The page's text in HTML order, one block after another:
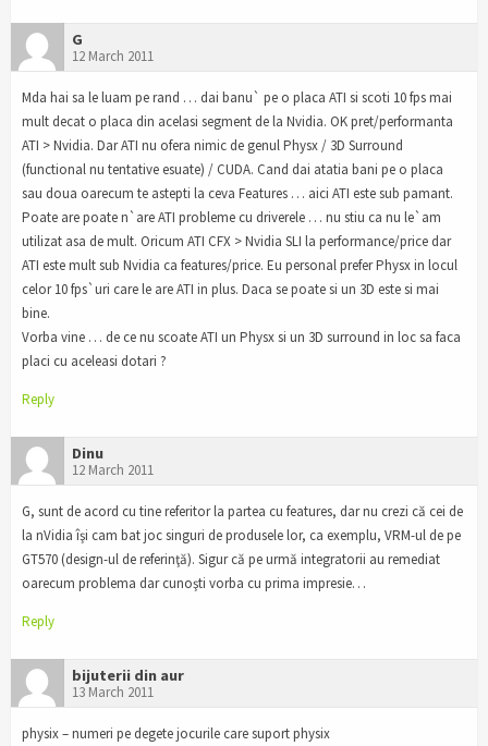
G
12 March 2011
Mda hai sa le luam pe rand … dai banu` pe o placa ATI si scoti 10 fps mai
mult decat o placa din acelasi segment de la Nvidia. OK pret/performanta
ATI > Nvidia. Dar ATI nu ofera nimic de genul Physx / 3D Surround
(functional nu tentative esuate) / CUDA. Cand dai atatia bani pe o placa
sau doua oarecum te astepti la ceva Features … aici ATI este sub pamant.
Poate are poate n`are ATI probleme cu driverele … nu stiu ca nu le`am
utilizat asa de mult. Oricum ATI CFX > Nvidia SLI la performance/price dar
ATI este mult sub Nvidia ca features/price. Eu personal prefer Physx in locul
celor 10 fps`uri care le are ATI in plus. Daca se poate si un 3D este si mai
bine.
Vorba vine … de ce nu scoate ATI un Physx si un 3D surround in loc sa faca
placi cu aceleasi dotari ?
Reply
Dinu
12 March 2011
G, sunt de acord cu tine referitor la partea cu features, dar nu crezi că cei de
la nVidia îşi cam bat joc singuri de produsele lor, ca exemplu, VRM-ul de pe
GT570 (design-ul de referinţă). Sigur că pe urmă integratorii au remediat
oarecum problema dar cunoşti vorba cu prima impresie…
Reply
bijuterii din aur
13 March 2011
physix – numeri pe degete jocurile care suport physix